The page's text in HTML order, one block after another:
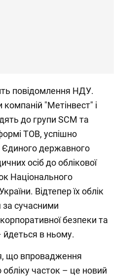
повідомлення НДУ.
"Метінвест" і
до групи SCM та
ТОВ, успішно
Єдиного державного
осіб до облікової
Національного
Відтепер їх облік
за сучасними
безпеки та
йдеться в ньому.
що впровадження
часток – це новий